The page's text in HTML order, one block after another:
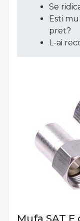
Mufa SAT
Se
Esti
pret?
L-ai